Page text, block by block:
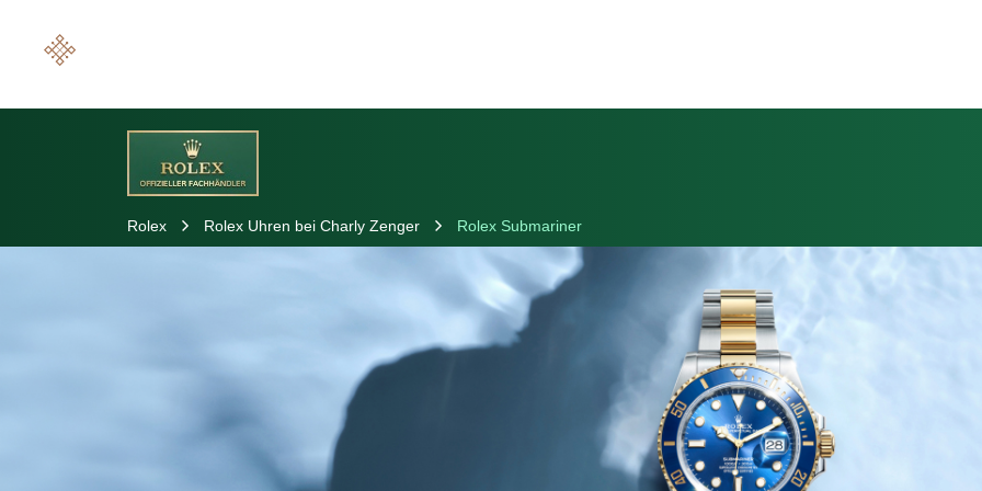
Rolex Rolex Uhren bei Charly Zenger Rolex Submariner